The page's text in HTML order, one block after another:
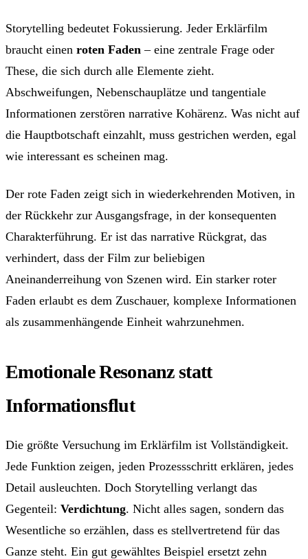
Storytelling bedeutet Fokussierung. Jeder Erklärfilm
braucht einen roten Faden – eine zentrale Frage oder
These, die sich durch alle Elemente zieht.
Abschweifungen, Nebenschauplätze und tangentiale
Informationen zerstören narrative Kohärenz. Was nicht auf
die Hauptbotschaft einzahlt, muss gestrichen werden, egal
wie interessant es scheinen mag.
Der rote Faden zeigt sich in wiederkehrenden Motiven, in
der Rückkehr zur Ausgangsfrage, in der konsequenten
Charakterführung. Er ist das narrative Rückgrat, das
verhindert, dass der Film zur beliebigen
Aneinanderreihung von Szenen wird. Ein starker roter
Faden erlaubt es dem Zuschauer, komplexe Informationen
als zusammenhängende Einheit wahrzunehmen.
Emotionale Resonanz statt
Informationsflut
Die größte Versuchung im Erklärfilm ist Vollständigkeit.
Jede Funktion zeigen, jeden Prozessschritt erklären, jedes
Detail ausleuchten. Doch Storytelling verlangt das
Gegenteil: Verdichtung. Nicht alles sagen, sondern das
Wesentliche so erzählen, dass es stellvertretend für das
Ganze steht. Ein gut gewähltes Beispiel ersetzt zehn